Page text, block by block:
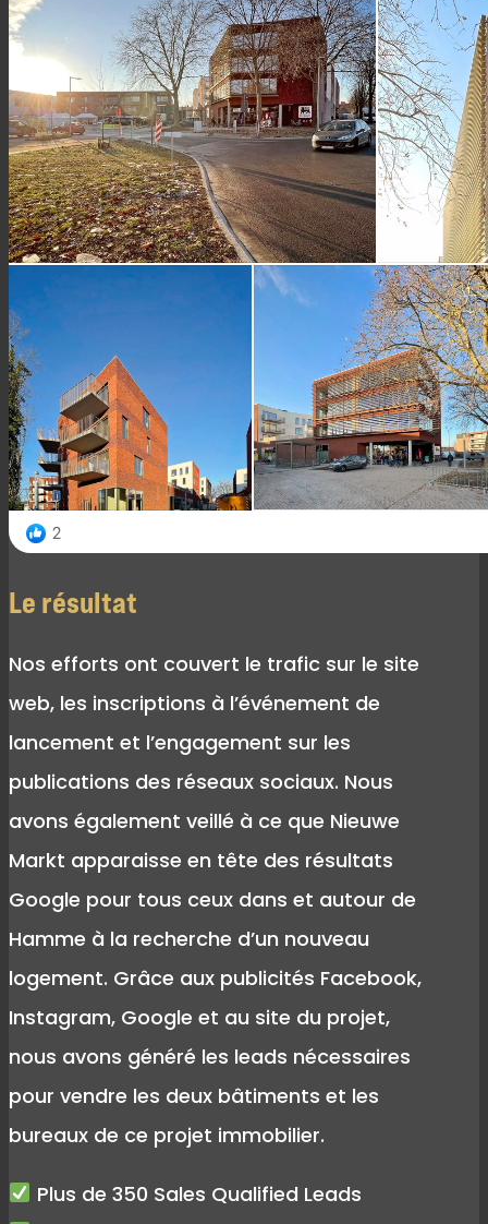
Le résultat
Nos efforts ont couvert le trafic sur le site
web, les inscriptions à l’événement de
lancement et l’engagement sur les
publications des réseaux sociaux. Nous
avons également veillé à ce que Nieuwe
Markt apparaisse en tête des résultats
Google pour tous ceux dans et autour de
Hamme à la recherche d’un nouveau
logement. Grâce aux publicités Facebook,
Instagram, Google et au site du projet,
nous avons généré les leads nécessaires
pour vendre les deux bâtiments et les
bureaux de ce projet immobilier.
Plus de 350 Sales Qualified Leads